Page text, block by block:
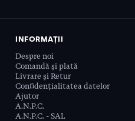
INFORMAȚII
Despre noi
Comandă și plată
Livrare și Retur
Confidențialitatea datelor
Ajutor
A.N.P.C.
A.N.P.C. - SAL